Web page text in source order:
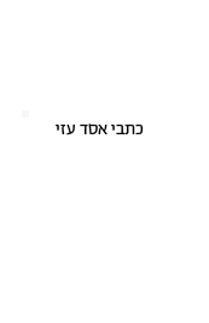
כתבי אסד עזי